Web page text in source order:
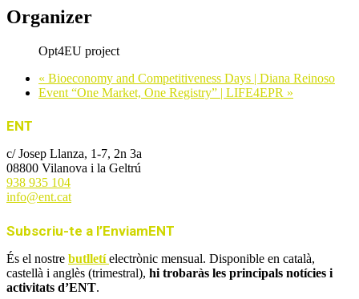
Organizer
Opt4EU project
« Bioeconomy and Competitiveness Days | Diana Reinoso
Event “One Market, One Registry” | LIFE4EPR »
ENT
c/ Josep Llanza, 1-7, 2n 3a
08800 Vilanova i la Geltrú
938 935 104
info@ent.cat
Subscriu-te a l’EnviamENT
És el nostre butlletí electrònic mensual. Disponible en català,
castellà i anglès (trimestral), hi trobaràs les principals notícies i
activitats d’ENT.